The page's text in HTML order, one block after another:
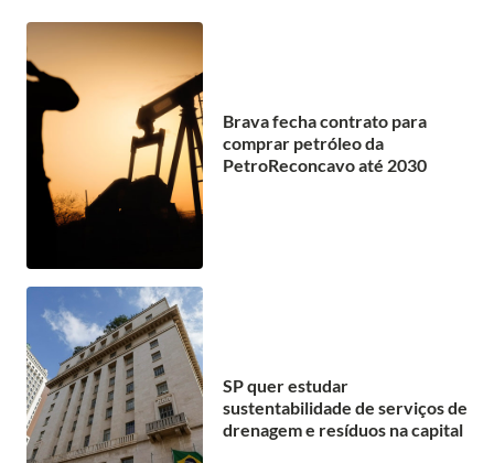
Brava fecha contrato para
comprar petróleo da
PetroReconcavo até 2030
SP quer estudar
sustentabilidade de serviços de
drenagem e resíduos na capital